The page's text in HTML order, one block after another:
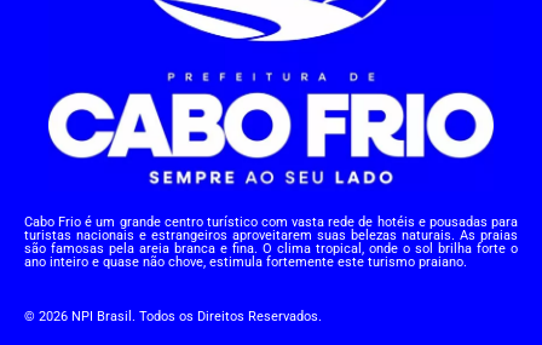
Cabo Frio é um grande centro turístico com vasta rede de hotéis e pousadas para
turistas nacionais e estrangeiros aproveitarem suas belezas naturais. As praias
são famosas pela areia branca e fina. O clima tropical, onde o sol brilha forte o
ano inteiro e quase não chove, estimula fortemente este turismo praiano.
© 2026 NPI Brasil. Todos os Direitos Reservados.